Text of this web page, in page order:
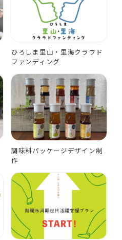
ひろしま里山・里海クラウド
ファンディング
調味料パッケージデザイン制
作